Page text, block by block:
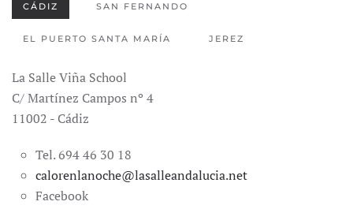
CÁDIZ SAN FERNANDO
EL PUERTO SANTA MARÍA JEREZ
La Salle Viña School
C/ Martínez Campos nº 4
11002 - Cádiz
Tel. 694 46 30 18
calorenlanoche@lasalleandalucia.net
Facebook